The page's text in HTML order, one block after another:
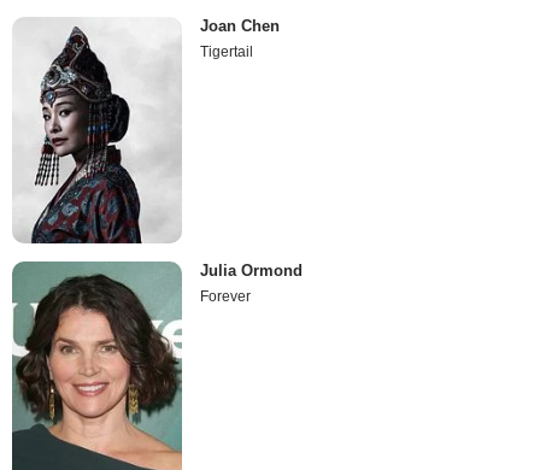
Joan Chen
Tigertail
Julia Ormond
Forever